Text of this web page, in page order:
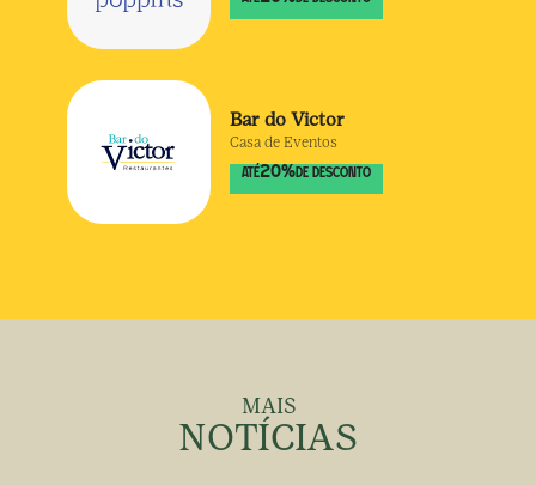
Bar do Victor
Casa de Eventos
ATÉ20% DE DESCONTO
MAIS
NOTÍCIAS